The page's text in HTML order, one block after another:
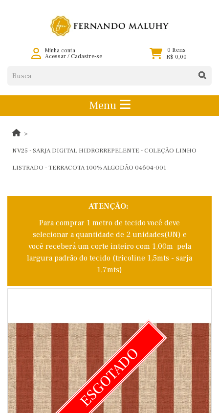
Minha conta
Acessar/ Cadastre-se
0 Itens
R$ 0,00
Menu
NV25 - SARJA DIGITAL HIDRORREPELENTE - COLEÇÃO LINHO
LISTRADO - TERRACOTA 100% ALGODÃO 04604-001
ATENÇÃO:
Para comprar 1 metro de tecido você deve
selecionar a quantidade de 2 unidades(UN) e
você receberá um corte inteiro com 1,00m pela
largura padrão do tecido (tricoline 1,5mts - sarja
1,7mts)
ESGOTADO